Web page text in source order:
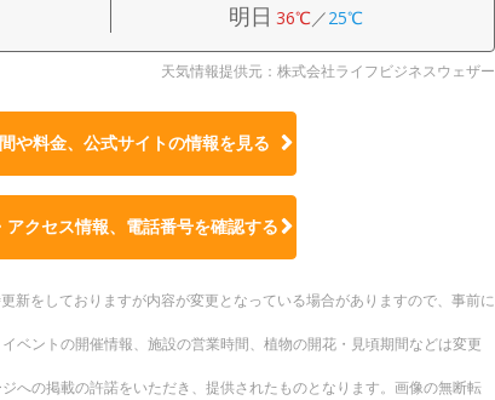
明日 36℃／25℃
天気情報提供元：株式会社ライフビジネスウェザー
や料金、公式サイトの情報を見る
アクセス情報、電話番号を確認する
新をしておりますが内容が変更となっている場合がありますので、事前に
ベントの開催情報、施設の営業時間、植物の開花・見頃期間などは変更
への掲載の許諾をいただき、提供されたものとなります。画像の無断転